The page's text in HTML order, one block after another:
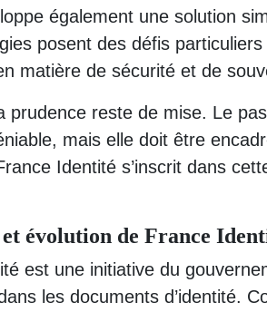
également une solution
posent des défis
matière de sécurité et de
prudence reste de mise. Le
mais elle doit être
Identité s’inscrit dans
évolution de France
est une initiative du
les documents d’identité.